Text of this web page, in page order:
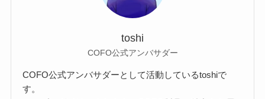
toshi
COFO公式アンバサダー
COFO公式アンバサダーとして活動しているtoshiで
す。